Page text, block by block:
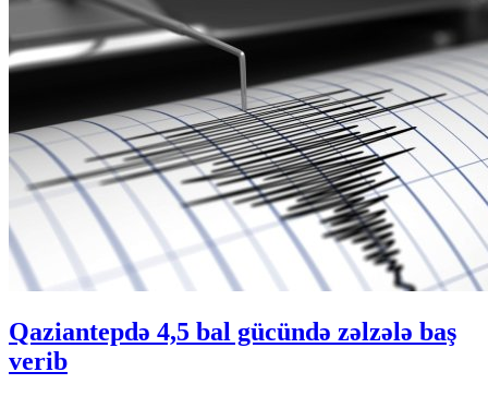
Qaziantepdə 4,5 bal gücündə zəlzələ baş
verib